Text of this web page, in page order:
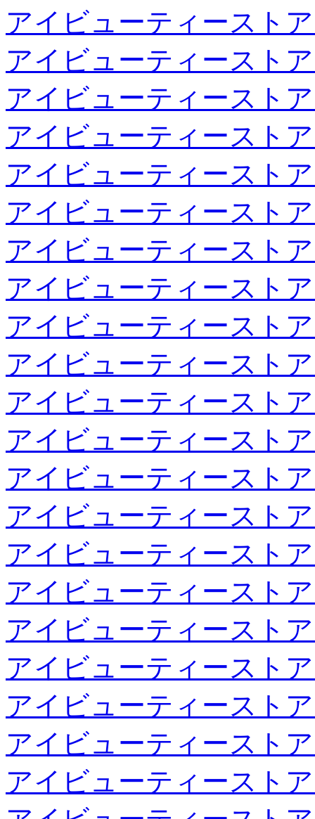
アイビューティースト
アイビューティースト
アイビューティースト
アイビューティースト
アイビューティースト
アイビューティースト
アイビューティースト
アイビューティースト
アイビューティースト
アイビューティースト
アイビューティースト
アイビューティースト
アイビューティースト
アイビューティースト
アイビューティースト
アイビューティースト
アイビューティースト
アイビューティースト
アイビューティースト
アイビューティースト
アイビューティースト